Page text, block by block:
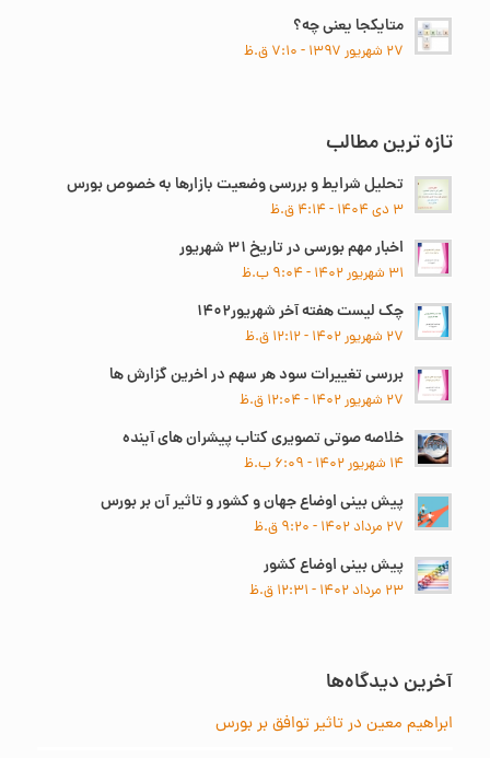
متایکجا یعنی چه؟
۲۷ شهریور ۱۳۹۷ - ۷:۱۰ ق.ظ
تازه ترین مطالب
تحلیل شرایط و بررسی وضعیت بازارها به خصوص بورس
۳ دی ۱۴۰۴ - ۴:۱۴ ق.ظ
اخبار مهم بورسی در تاریخ ۳۱ شهریور
۳۱ شهریور ۱۴۰۲ - ۹:۰۴ ب.ظ
چک لیست هفته آخر شهریور۱۴۰۲
۲۷ شهریور ۱۴۰۲ - ۱۲:۱۲ ق.ظ
بررسی تغییرات سود هر سهم در اخرین گزارش ها
۲۷ شهریور ۱۴۰۲ - ۱۲:۰۴ ق.ظ
خلاصه صوتی تصویری کتاب پیشران های آینده
۱۴ شهریور ۱۴۰۲ - ۶:۰۹ ب.ظ
پیش بینی اوضاع جهان و کشور و تاثیر آن بر بورس
۲۷ مرداد ۱۴۰۲ - ۹:۲۰ ق.ظ
پیش بینی اوضاع کشور
۲۳ مرداد ۱۴۰۲ - ۱۲:۳۱ ق.ظ
آخرین دیدگاه‌ها
ابراهیم معیندرتاثیر توافق بر بورس